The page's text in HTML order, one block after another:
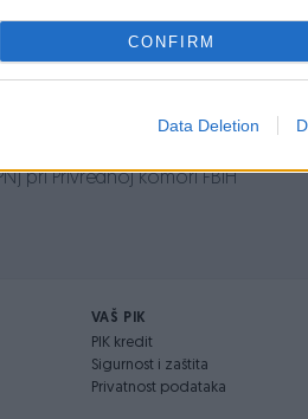
CONFIRM
Data Deletion
posrednika kod Federalnog
pri Privrednoj komori FBiH
VAŠ PIK
PIK kredit
Sigurnost i zaštita
Privatnost podataka